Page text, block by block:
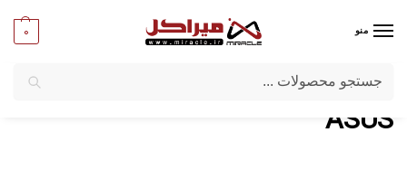
منو 0
میراکل/برندها/
ASUS
ASUS